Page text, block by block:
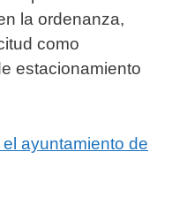
la ordenanza,
como
estacionamiento
ayuntamiento de